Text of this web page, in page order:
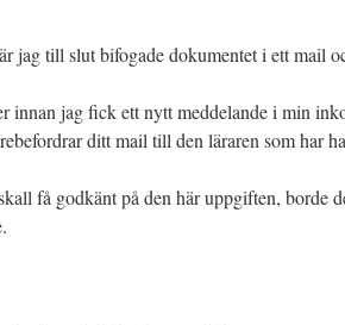
jag till slut bifogade dokumentet i ett mail
innan jag fick ett nytt meddelande i min
ditt mail till den läraren som har
få godkänt på den här uppgiften, borde